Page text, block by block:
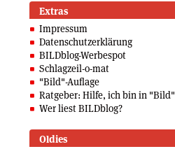
Extras
Impressum
Datenschutzerklärung
BILDblog-Werbespot
Schlagzeil-o-mat
"Bild"-Auflage
Ratgeber: Hilfe, ich bin in "Bild"
Wer liest BILDblog?
Oldies